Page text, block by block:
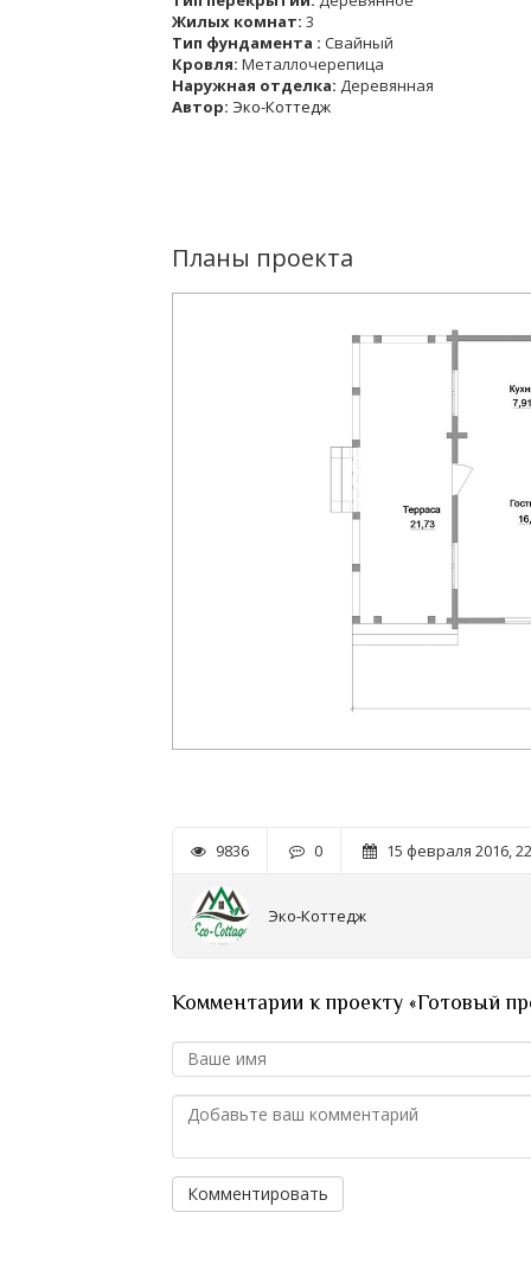
Жилых комнат: 3
Тип фундамента : Свайный
Кровля: Металлочерепица
Наружная отделка: Деревянная
Автор: Эко-Коттедж
Планы проекта
9836 0 15 февраля 2016,
Эко-Коттедж
Комментарии к проекту «Готовый
Комментировать